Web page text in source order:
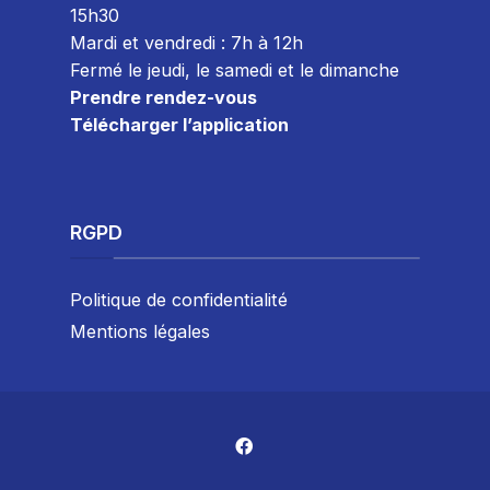
15h30
Mardi et vendredi : 7h à 12h
Fermé le jeudi, le samedi et le dimanche
Prendre rendez-vous
Télécharger l’application
RGPD
Politique de confidentialité
Mentions légales